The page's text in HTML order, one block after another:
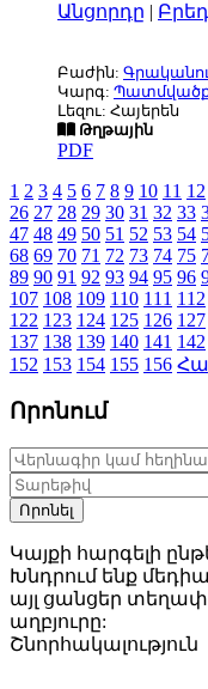
Անցորդը |
Բաժին:
Կարգ:
Լեզու: Հայերեն
Թղթային
PDF
1 2 3 4 5 6 7 8 9 10 11 12
26 27 28 29 30 31 32 33
47 48 49 50 51 52 53 54
68 69 70 71 72 73 74 75
89 90 91 92 93 94 95 96
107 108 109 110 111 112
122 123 124 125 126 127
137 138 139 140 141 142
152 153 154 155 156
Որոնում
Որոնել
Կայքի հարգելի
Խնդրում ենք
այլ ցանցեր
աղբյուրը:
Շնորհակալություն